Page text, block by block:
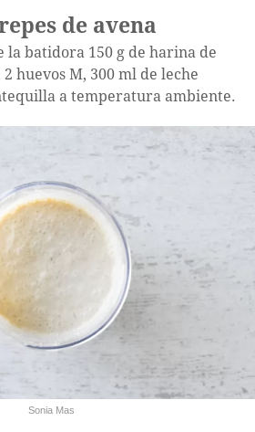
de avena
la batidora 150 g de harina de
huevos M, 300 ml de leche
a temperatura ambiente.
Sonia Mas